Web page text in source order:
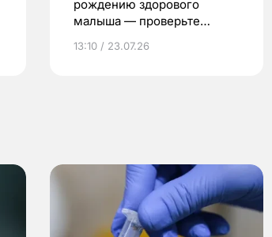
рождению здорового
малыша — проверьте
по ОМС!
13:10 / 23.07.26